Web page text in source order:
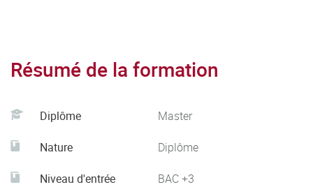
publique/master-sante-publique/master-1
Résumé de la formation
Diplôme Master
Nature Diplôme
Niveau d'entrée BAC +3